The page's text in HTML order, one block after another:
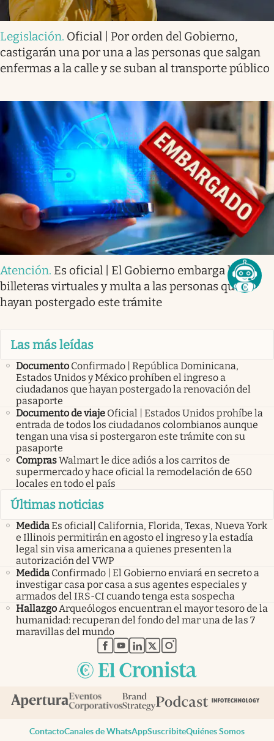
Legislación. Oficial | Por orden del Gobierno,
castigarán una por una a las personas que salgan
enfermas a la calle y se suban al transporte público
Atención. Es oficial | El Gobierno embarga las
billeteras virtuales y multa a las personas que
hayan postergado este trámite
Las más leídas
Documento Confirmado | República Dominicana,
Estados Unidos y México prohíben el ingreso a
ciudadanos que hayan postergado la renovación del
pasaporte
Documento de viaje Oficial | Estados Unidos prohíbe la
entrada de todos los ciudadanos colombianos aunque
tengan una visa si postergaron este trámite con su
pasaporte
ComprasWalmart le dice adiós a los carritos de
supermercado y hace oficial la remodelación de 650
locales en todo el país
Últimas noticias
MedidaEs oficial| California, Florida, Texas, Nueva York
e Illinois permitirán en agosto el ingreso y la estadía
legal sin visa americana a quienes presenten la
autorización del VWP
Medida Confirmado | El Gobierno enviará en secreto a
investigar casa por casa a sus agentes especiales y
armados del IRS-CI cuando tenga esta sospecha
HallazgoArqueólogos encuentran el mayor tesoro de la
humanidad: recuperan del fondo del mar una de las 7
maravillas del mundo
abre en nueva pestaña
abre en nueva pestaña
abre en nueva pestaña
abre en nueva pestaña
abre en nueva pestaña
ContactoCanales de WhatsAppSuscribiteQuiénes Somos